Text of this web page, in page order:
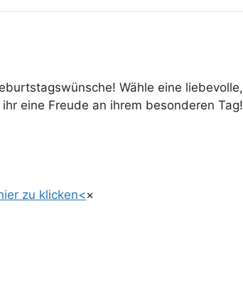
Wähle eine liebevolle,
eine Freude an ihrem besonderen Tag!
zu klicken<×